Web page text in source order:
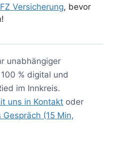
Versicherung, bevor
unabhängiger
% digital und
im Innkreis.
uns in Kontakt oder
(15 Min,